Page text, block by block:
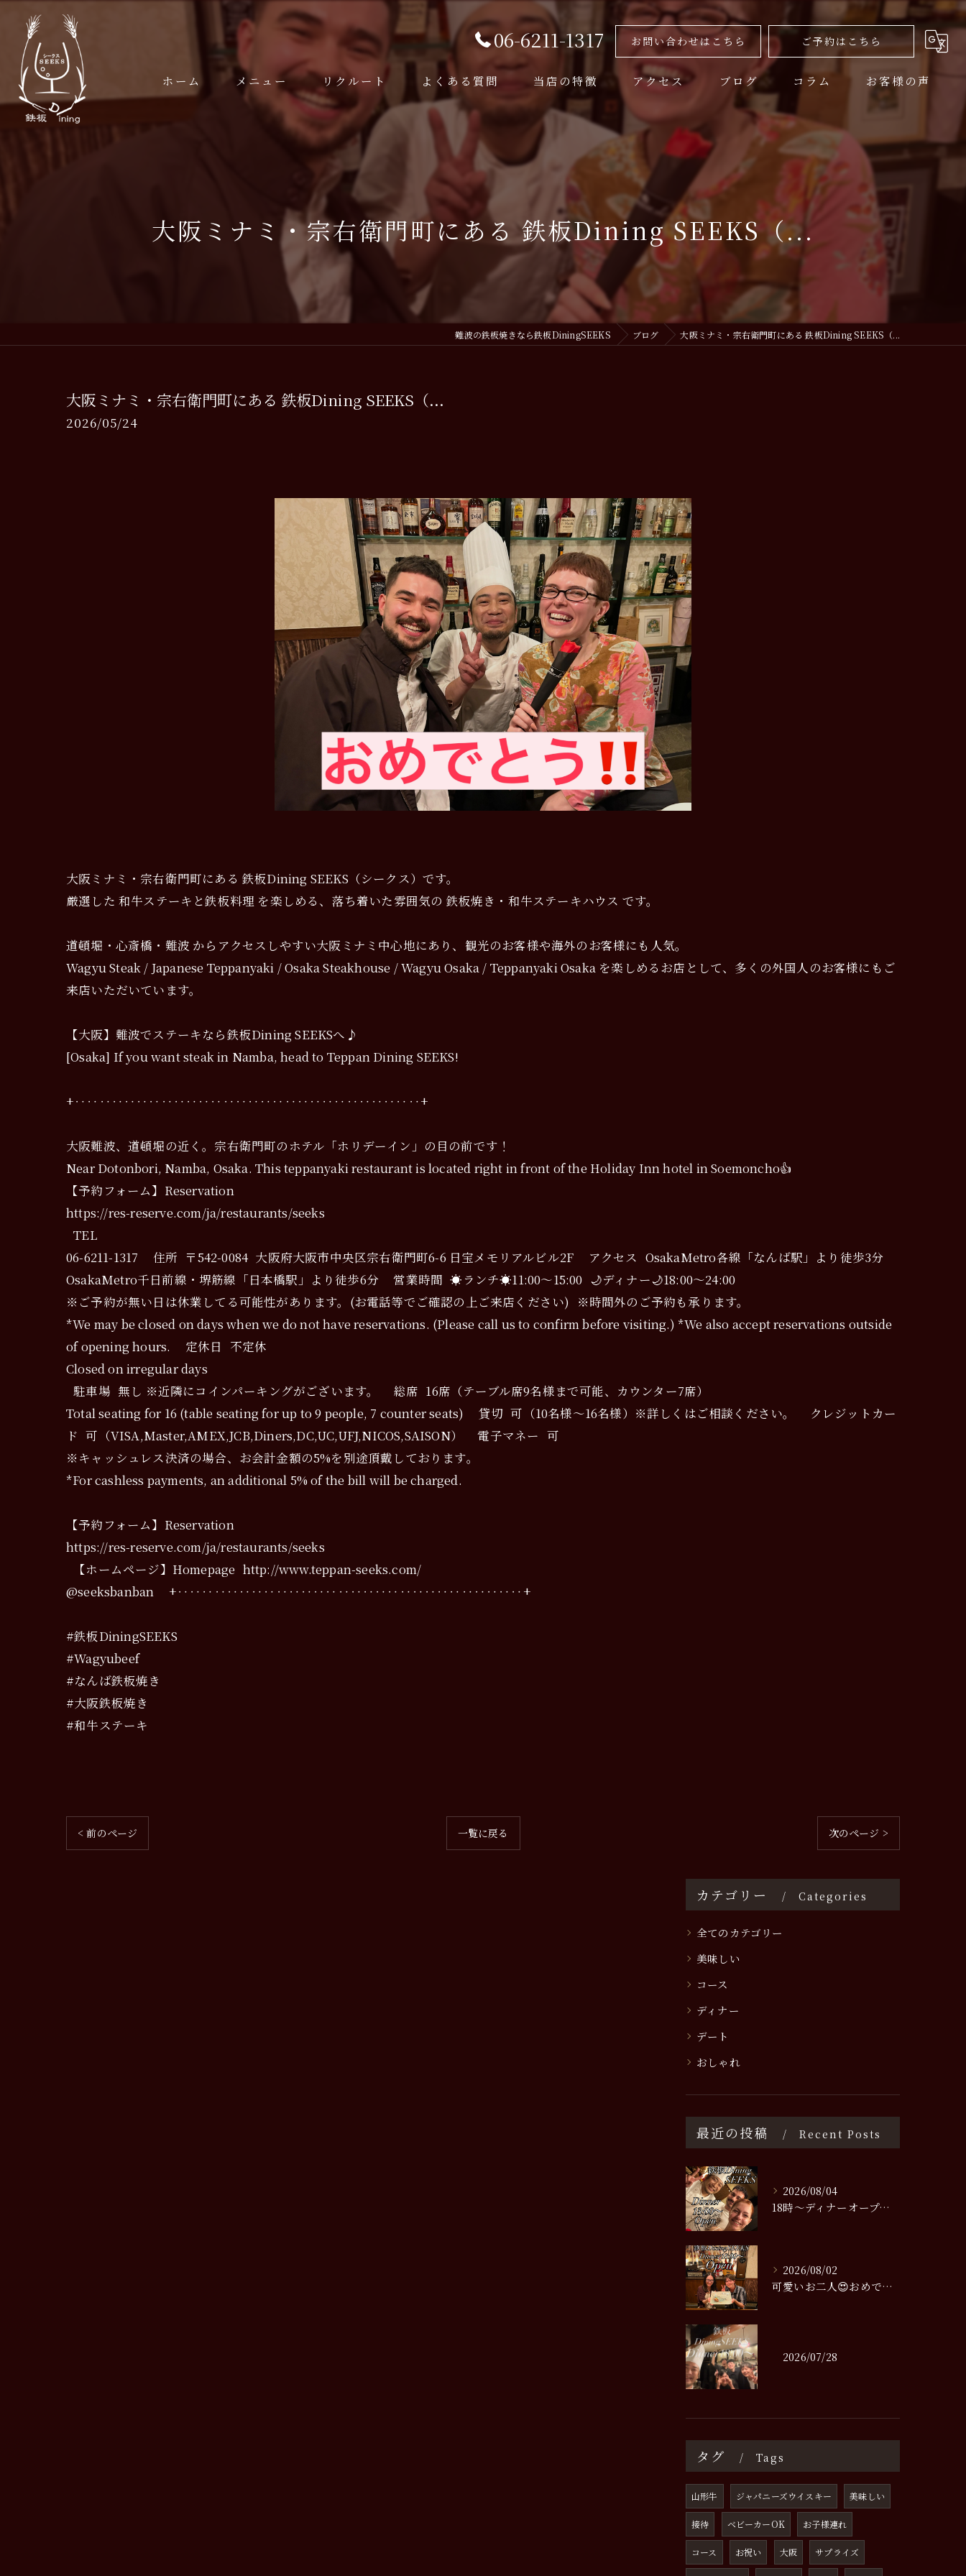
06-6211-1317 お問い合わせはこちら ご予約はこちら
ホーム メニュー リクルート よくある質問 当店の特徴
美味しい
コース
デート
アクセス ブログ コラム お客様の声
大阪ミナミ・宗右衛門町にある 鉄板Dining SEEKS（...
難波の鉄板焼きなら鉄板DiningSEEKS ブログ 大阪ミナミ・宗右衛門町にある 鉄板Dining SEEKS（...
大阪ミナミ・宗右衛門町にある 鉄板Dining SEEKS（...
2026/05/24
大阪ミナミ・宗右衛門町にある 鉄板Dining SEEKS（シークス）です。
厳選した 和牛ステーキと鉄板料理 を楽しめる、落ち着いた雰囲気の 鉄板焼き・和牛ステーキハウス です。
道頓堀・心斎橋・難波 からアクセスしやすい大阪ミナミ中心地にあり、観光のお客様や海外のお客様にも人気。
Wagyu Steak / Japanese Teppanyaki / Osaka Steakhouse / Wagyu Osaka / Teppanyaki Osaka を楽しめるお店として、多くの外国人のお客様にもご
来店いただいています。
【大阪】難波でステーキなら鉄板Dining SEEKSへ♪
[Osaka] If you want steak in Namba, head to Teppan Dining SEEKS!
+‥‥‥‥‥‥‥‥‥‥‥‥‥‥‥‥‥‥‥‥‥‥‥‥‥‥‥‥+
大阪難波、道頓堀の近く。宗右衛門町のホテル「ホリデーイン」の目の前です！
Near Dotonbori, Namba, Osaka. This teppanyaki restaurant is located right in front of the Holiday Inn hotel in Soemoncho👍
【予約フォーム】Reservation
https://res-reserve.com/ja/restaurants/seeks
TEL
06-6211-1317 住所 〒542-0084 大阪府大阪市中央区宗右衛門町6-6 日宝メモリアルビル2F アクセス OsakaMetro各線「なんば駅」より徒歩3分
OsakaMetro千日前線・堺筋線「日本橋駅」より徒歩6分 営業時間 ☀️ランチ☀️11:00〜15:00 🌙ディナー🌙18:00〜24:00
※ご予約が無い日は休業してる可能性があります。(お電話等でご確認の上ご来店ください) ※時間外のご予約も承ります。
*We may be closed on days when we do not have reservations. (Please call us to confirm before visiting.) *We also accept reservations outside
of opening hours. 定休日 不定休
Closed on irregular days
駐車場 無し ※近隣にコインパーキングがございます。 総席 16席（テーブル席9名様まで可能、カウンター7席）
Total seating for 16 (table seating for up to 9 people, 7 counter seats) 貸切 可（10名様～16名様）※詳しくはご相談ください。 クレジットカー
ド 可（VISA,Master,AMEX,JCB,Diners,DC,UC,UFJ,NICOS,SAISON） 電子マネー 可
※キャッシュレス決済の場合、お会計金額の5%を別途頂戴しております。
*For cashless payments, an additional 5% of the bill will be charged.
【予約フォーム】Reservation
https://res-reserve.com/ja/restaurants/seeks
【ホームページ】Homepage http://www.teppan-seeks.com/
@seeksbanban +‥‥‥‥‥‥‥‥‥‥‥‥‥‥‥‥‥‥‥‥‥‥‥‥‥‥‥‥+
#鉄板DiningSEEKS
#Wagyubeef
#なんば鉄板焼き
#大阪鉄板焼き
#和牛ステーキ
< 前のページ 一覧に戻る 次のページ >
カテゴリー Categories
全てのカテゴリー
美味しい
コース
ディナー
デート
おしゃれ
最近の投稿 Recent Posts
2026/08/04
18時〜ディナーオープンです😊
2026/08/02
可愛いお二人😍おめでとう御座います☺️
2026/07/28
タグ Tags
山形牛 ジャパニーズウイスキー 美味しい
接待 ベビーカーOK お子様連れ
コース お祝い 大阪 サプライズ